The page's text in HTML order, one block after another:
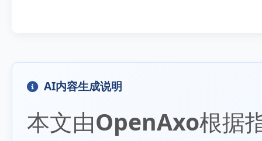
AI内容生成说明
本文由OpenAxo根据